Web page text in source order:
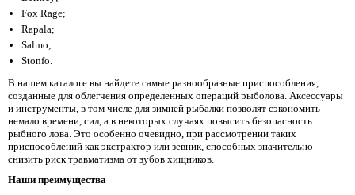
Fox Rage;
Rapala;
Salmo;
Stonfo.
В нашем каталоге вы найдете самые разнообразные приспособления,
созданные для облегчения определенных операций рыболова. Аксессуары
и инструменты, в том числе для зимней рыбалки позволят сэкономить
немало времени, сил, а в некоторых случаях повысить безопасность
рыбного лова. Это особенно очевидно, при рассмотрении таких
приспособлений как экстрактор или зевник, способных значительно
снизить риск травматизма от зубов хищников.
Наши преимущества